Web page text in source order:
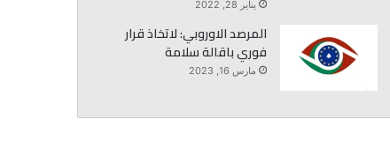
يناير 28, 2022
المرصد الاوروبي: لاتخاذ قرار
فوري باقالة سلامة
مارس 16, 2023